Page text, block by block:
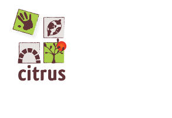
content